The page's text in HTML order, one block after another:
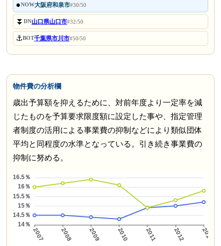
●NOW大阪府和泉市#30/50
⏬DN山口県山口市#32/50
⚓BOT千葉県市川市#50/50
物件費の分析欄
歳出予算額を抑えるために、対前年度より一定率を減
じたものを予算要求限度額に設定した事や、指定管理
者制度の活用による事業費の抑制などにより類似団体
平均と同程度の水準となっている。引き続き事業費の
抑制に努める。